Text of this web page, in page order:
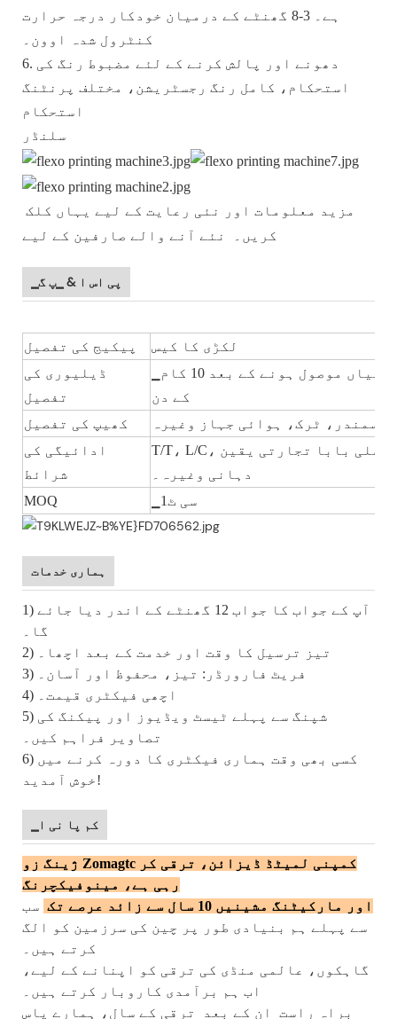
ہے۔ 3-8 گھنٹے کے درمیان خودکار درجہ حرارت
کنٹرول شدہ اوون۔
6. دھونے اور پالش کرنے کے لئے مضبوط رنگ کی
استحکام، کامل رنگ رجسٹریشن، مختلف پرنٹنگ
استحکام
سلنڈر
کریں۔ نئے آنے والے صارفین کے لیے
▁پی اس ا & ▁پ گ
پیکیج کی تفصیل
لکڑی کا کیس
ڈیلیوری کی
تفصیل
کے دن
کھیپ کی تفصیل
سمندر، ٹرک، ہوائی جہاز وغیرہ
ادائیگی کی
شرائط
T/T، L/C، پے پال، ویسٹرن یونین، علی بابا تجارتی یقین
دہانی وغیرہ۔
MOQ
▁سی ٹ1
ہماری خدمات
1) آپ کے جواب کا جواب 12 گھنٹے کے اندر دیا جائے
گا۔
2) تیز ترسیل کا وقت اور خدمت کے بعد اچھا۔
3) فریٹ فارورڈر: تیز، محفوظ اور آسان۔
4) اچھی فیکٹری قیمت۔
5) شپنگ سے پہلے ٹیسٹ ویڈیوز اور پیکنگ کی
تصاویر فراہم کیں۔
6) کسی بھی وقت ہماری فیکٹری کا دورہ کرنے میں
خوش آمدید!
▁کم پا نی ا
ژینگ زو Zomagtc کمپنی لمیٹڈ ڈیزائن، ترقی کر
رہی ہے، مینوفیکچرنگ
اور مارکیٹنگ مشینیں 10 سال سے زائد عرصے تک
سب
سے پہلے ہم بنیادی طور پر چین کی سرزمین کو الگ
کرتے ہیں۔
گاہکوں،
عالمی منڈی کی ترقی کو اپنانے کے لیے،
اب ہم برآمدی کاروبار کرتے ہیں۔
براہ راست
ان کے بعد
ترقی کے سال، ہمارے پاس